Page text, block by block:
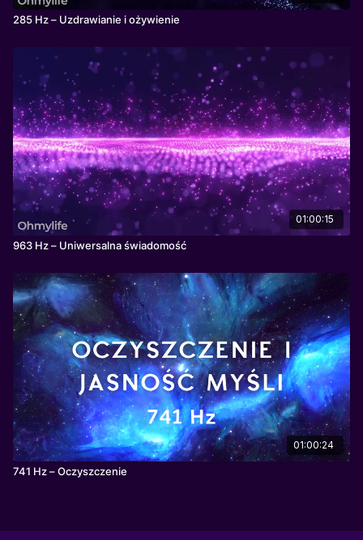
285 Hz – Uzdrawianie i ożywienie
01:00:15
963 Hz – Uniwersalna świadomość
01:00:24
741 Hz – Oczyszczenie